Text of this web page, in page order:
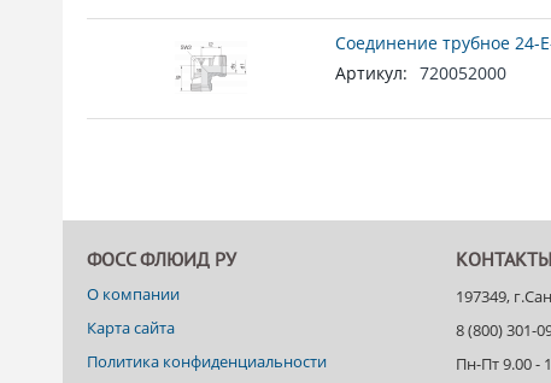
Соединение трубное 24-
Артикул: 720052000
ФОСС ФЛЮИД РУ
О компании
Карта сайта
Политика конфиденциальности
КОНТАКТЫ
197349,
8 (800) 301-
Пн-Пт 9.00 -